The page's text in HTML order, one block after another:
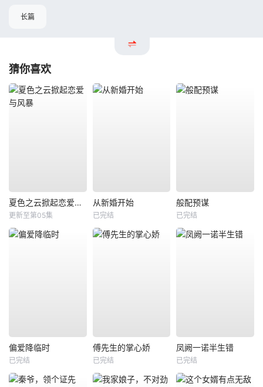
长篇
猜你喜欢
夏色之云掀起恋爱与风暴
更新至第05集
从新婚开始
已完结
般配预谋
已完结
偏爱降临时
已完结
傅先生的掌心娇
已完结
凤阙一诺半生错
已完结